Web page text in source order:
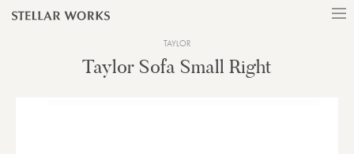
TAYLOR
Taylor Sofa Small Right